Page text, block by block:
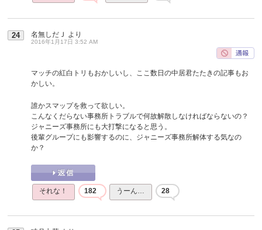
24 名無しだＪ より
2016年1月17日 3:52 AM
マッチの紅白トリもおかしいし、ここ数日の中居君たたきの記事もお
かしい。
誰かスマップを救って欲しい。
こんなくだらない事務所トラブルで何故解散しなければならないの？
ジャニーズ事務所にも大打撃になると思う。
後輩グループにも影響するのに、ジャニーズ事務所解体する気なの
か？
それな！ 182 うーん… 28